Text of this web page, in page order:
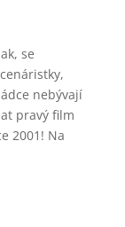
se
nebývají
pravý film
2001! Na